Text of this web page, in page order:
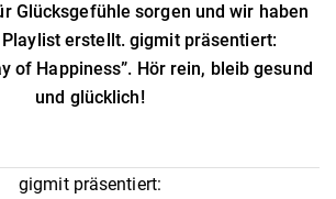
Glücksgefühle sorgen und wir haben
erstellt. gigmit präsentiert:
of Happiness”. Hör rein, bleib gesund
und glücklich!
gigmit präsentiert: